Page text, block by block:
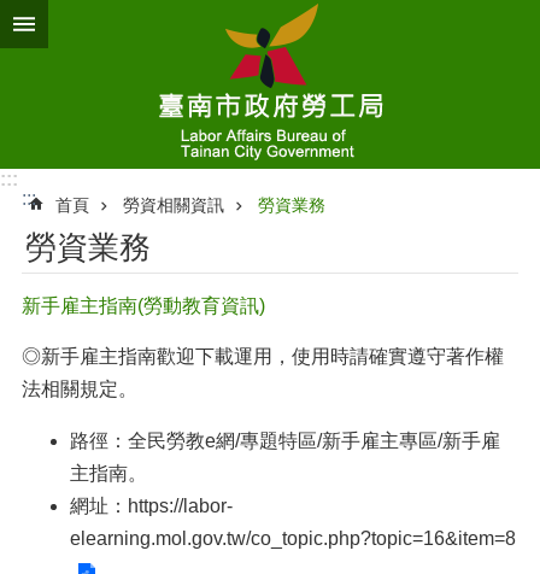
跳到主要內容區塊
:::
:::
首頁 勞資相關資訊 勞資業務
勞資業務
新手雇主指南(勞動教育資訊)
◎新手雇主指南歡迎下載運用，使用時請確實遵守著作權
法相關規定。
路徑：全民勞教e網/專題特區/新手雇主專區/新手雇
主指南。
網址： https://labor-
elearning.mol.gov.tw/co_topic.php?topic=16&item=8